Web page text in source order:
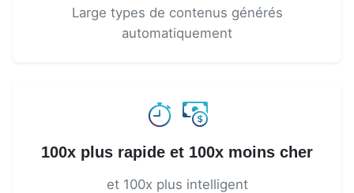
Large types de contenus générés
automatiquement
100x plus rapide et 100x moins cher
et 100x plus intelligent